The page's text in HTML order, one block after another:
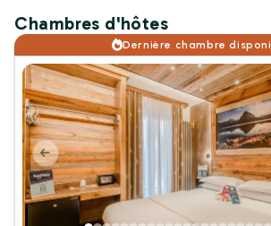
Chambres d'hôtes
Dernière chambre